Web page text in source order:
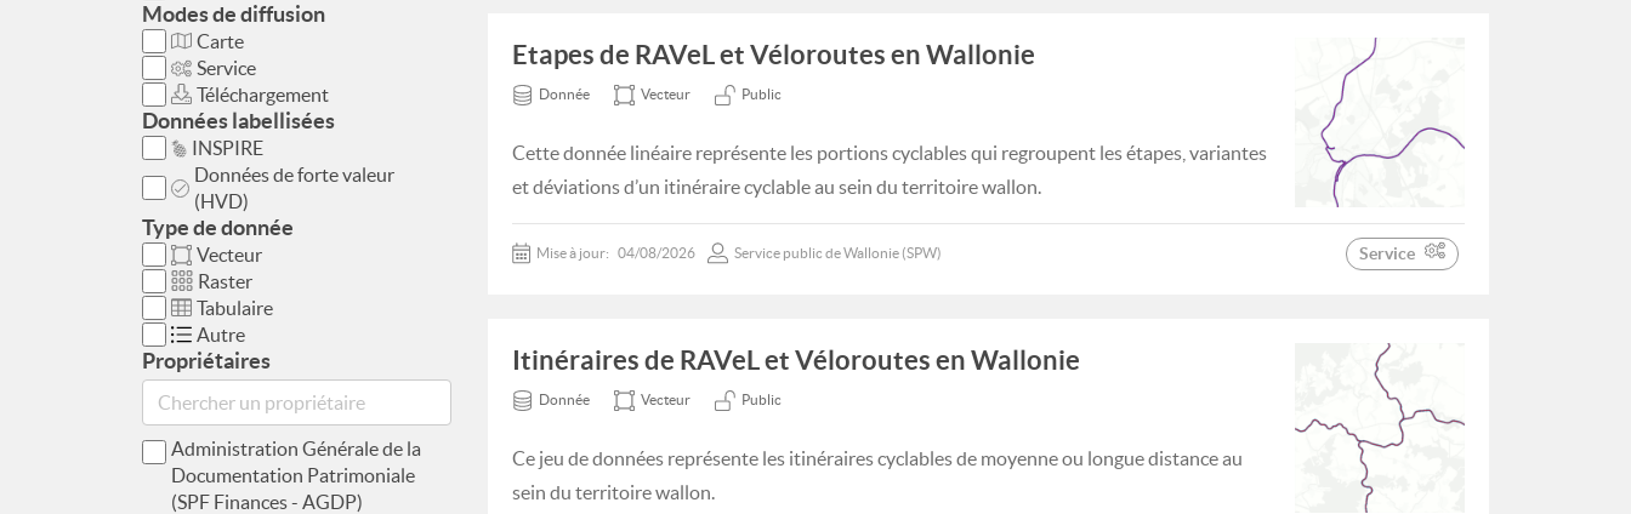
Modes de diffusion
Carte
Service
Téléchargement
Données labellisées
INSPIRE
Données de forte valeur
(HVD)
Type de donnée
Vecteur
Raster
Tabulaire
Autre
Propriétaires
Administration Générale de la
Documentation Patrimoniale
(SPF Finances - AGDP)
Etapes de RAVeL et Véloroutes en Wallonie
Donnée Vecteur Public
Cette donnée linéaire représente les portions cyclables qui regroupent les étapes, variantes
et déviations d’un itinéraire cyclable au sein du territoire wallon.
Mise à jour: 04/08/2026 Service public de Wallonie (SPW) Service
Itinéraires de RAVeL et Véloroutes en Wallonie
Donnée Vecteur Public
Ce jeu de données représente les itinéraires cyclables de moyenne ou longue distance au
sein du territoire wallon.